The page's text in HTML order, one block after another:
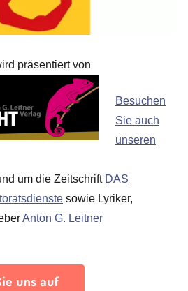
präsentiert von
Besuchen
Sie auch
unseren
um die Zeitschrift DAS
sowie Lyriker,
Anton G. Leitner